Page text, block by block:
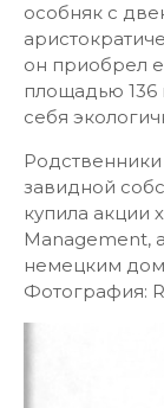
особняк с
он приобрел
площадью 136
себя
завидной
купила акции
Management,
немецким
Фотография: